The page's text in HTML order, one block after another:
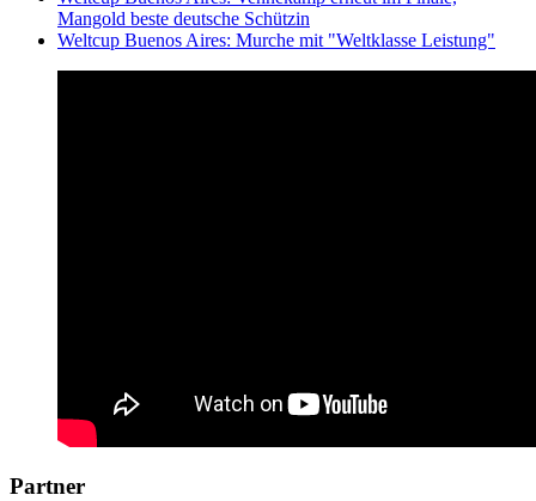
Mangold beste deutsche Schützin
Weltcup Buenos Aires: Murche mit "Weltklasse Leistung"
Partner